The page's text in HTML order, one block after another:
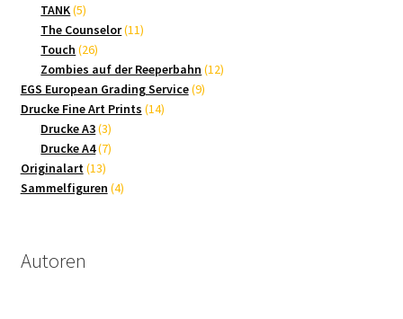
TANK 55
Produkte
The Counselor 1111
Touch 2626
Produkte
Zombies auf der Reeperbahn 1212
EGS European Grading Service 99
Drucke Fine Art Prints 1414
Drucke A3 33
Produkte
Drucke A4 77
Originalart 1313
Produkte
Sammelfiguren 44
Autoren